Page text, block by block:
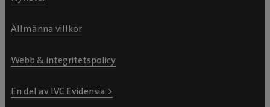
Allmänna villkor
Webb & integritetspolicy
En del av IVC Evidensia >